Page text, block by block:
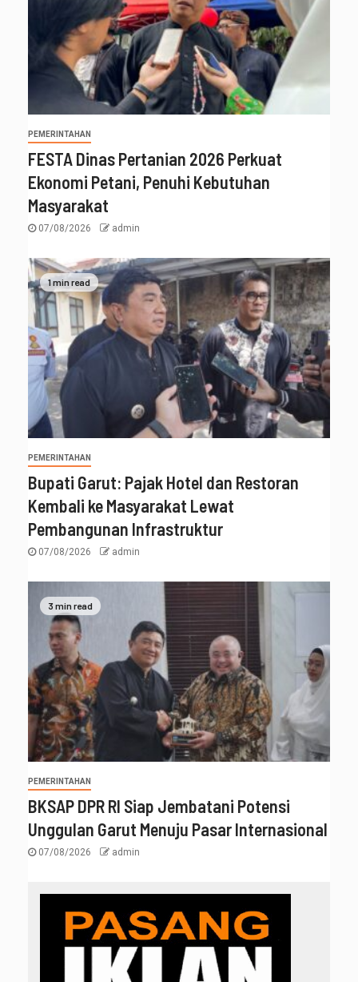
PEMERINTAHAN
FESTA Dinas Pertanian 2026 Perkuat
Ekonomi Petani, Penuhi Kebutuhan
Masyarakat
07/08/2026 admin
1 min read
PEMERINTAHAN
Bupati Garut: Pajak Hotel dan Restoran
Kembali ke Masyarakat Lewat
Pembangunan Infrastruktur
07/08/2026 admin
3 min read
PEMERINTAHAN
BKSAP DPR RI Siap Jembatani Potensi
Unggulan Garut Menuju Pasar Internasional
07/08/2026 admin